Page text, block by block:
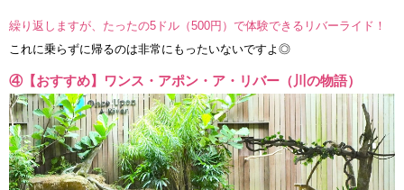
繰り返しますが、たったの5ドル（500円）で体験できるリバーライド！
これに乗らずに帰るのは非常にもったいないですよ◎
④【おすすめ】ワンス・アポン・ア・リバー（川の物語）